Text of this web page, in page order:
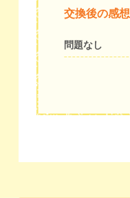
交換後の感想
問題なし